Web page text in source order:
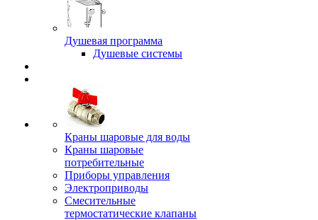
Душевая программа
Душевые системы
Краны шаровые для воды
Краны шаровые
потребительные
Приборы управления
Электроприводы
Смесительные
термостатические клапаны